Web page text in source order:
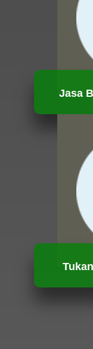
Jasa